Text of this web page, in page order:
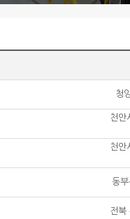
청
천안
천안
동
전북